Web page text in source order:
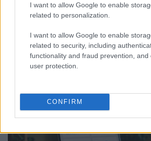
I want to allow Google to enable
related to personalization.
I want to allow Google to enable
related to security, including
functionality and fraud prevention, and
user protection.
CONFIRM
Continua a leggere